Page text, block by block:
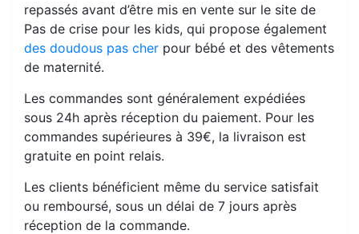
repassés avant d’être mis en vente sur le site de
Pas de crise pour les kids, qui propose également
des doudous pas cher pour bébé et des vêtements
de maternité.
Les commandes sont généralement expédiées
sous 24h après réception du paiement. Pour les
commandes supérieures à 39€, la livraison est
gratuite en point relais.
Les clients bénéficient même du service satisfait
ou remboursé, sous un délai de 7 jours après
réception de la commande.